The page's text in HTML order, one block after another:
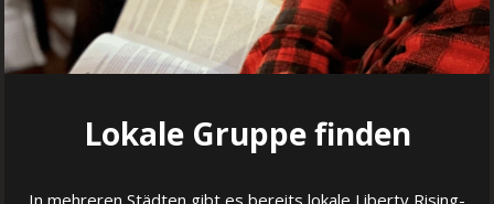
Lokale Gruppe finden